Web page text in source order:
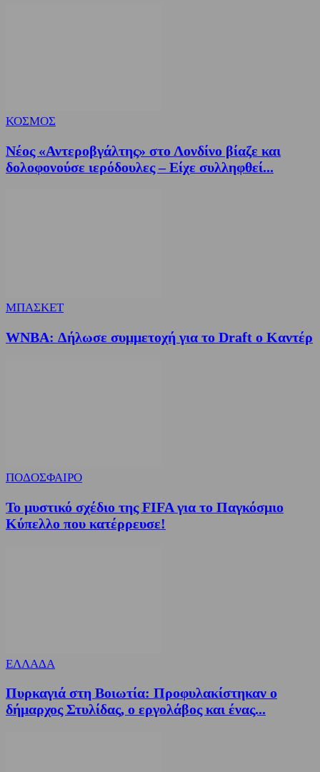
ΚΟΣΜΟΣ
Νέος «Αντεροβγάλτης» στο Λονδίνο βίαζε και
δολοφονούσε ιερόδουλες – Είχε συλληφθεί...
ΜΠΑΣΚΕΤ
WNBA: Δήλωσε συμμετοχή για το Draft ο Καντέρ
ΠΟΔΟΣΦΑΙΡΟ
Το μυστικό σχέδιο της FIFA για το Παγκόσμιο
Κύπελλο που κατέρρευσε!
ΕΛΛΑΔΑ
Πυρκαγιά στη Βοιωτία: Προφυλακίστηκαν ο
δήμαρχος Στυλίδας, ο εργολάβος και ένας...